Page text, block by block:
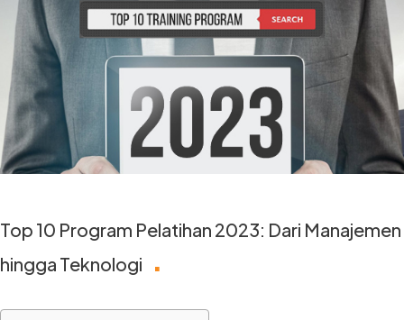
Top 10 Program Pelatihan 2023: Dari Manajemen
hingga Teknologi .